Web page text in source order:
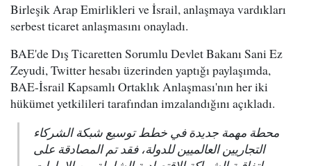
Birleşik Arap Emirlikleri ve İsrail, anlaşmaya vardıkları
serbest ticaret anlaşmasını onayladı.
BAE'de Dış Ticaretten Sorumlu Devlet Bakanı Sani Ez
Zeyudi, Twitter hesabı üzerinden yaptığı paylaşımda,
BAE-İsrail Kapsamlı Ortaklık Anlaşması'nın her iki
hükümet yetkilileri tarafından imzalandığını açıkladı.
محطة مهمة جديدة في خطط توسيع شبكة الشركاء
التجاريين العالميين للدولة، فقد تم المصادقة على